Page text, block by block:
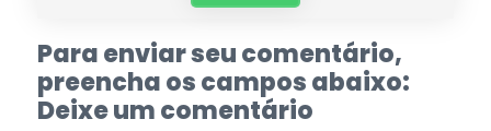
Para enviar seu comentário,
preencha os campos abaixo:
Deixe um comentário